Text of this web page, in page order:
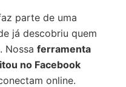
parte de uma
já descobriu quem
Nossa ferramenta
no Facebook
online.